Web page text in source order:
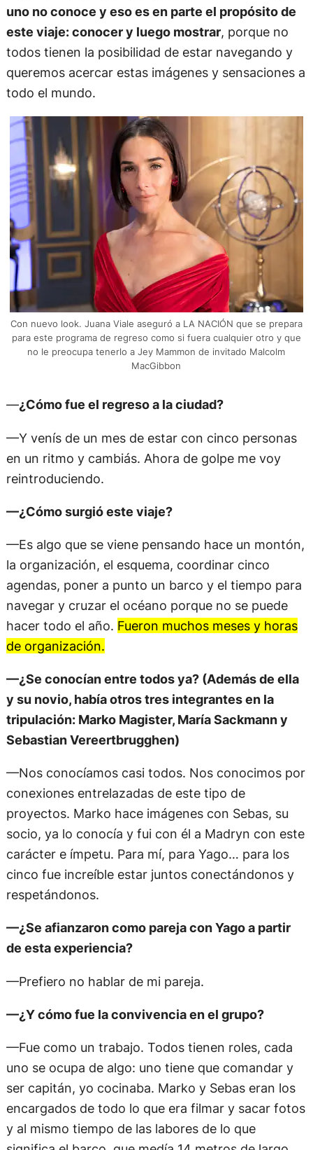
uno no conoce y eso es en parte el propósito de
este viaje: conocer y luego mostrar, porque no
todos tienen la posibilidad de estar navegando y
queremos acercar estas imágenes y sensaciones a
todo el mundo.
Con nuevo look. Juana Viale aseguró a LA NACIÓN que se prepara
para este programa de regreso como si fuera cualquier otro y que
no le preocupa tenerlo a Jey Mammon de invitado Malcolm
MacGibbon
—¿Cómo fue el regreso a la ciudad?
—Y venís de un mes de estar con cinco personas
en un ritmo y cambiás. Ahora de golpe me voy
reintroduciendo.
—¿Cómo surgió este viaje?
—Es algo que se viene pensando hace un montón,
la organización, el esquema, coordinar cinco
agendas, poner a punto un barco y el tiempo para
navegar y cruzar el océano porque no se puede
hacer todo el año. Fueron muchos meses y horas
de organización.
—¿Se conocían entre todos ya? (Además de ella
y su novio, había otros tres integrantes en la
tripulación: Marko Magister, María Sackmann y
Sebastian Vereertbrugghen)
—Nos conocíamos casi todos. Nos conocimos por
conexiones entrelazadas de este tipo de
proyectos. Marko hace imágenes con Sebas, su
socio, ya lo conocía y fui con él a Madryn con este
carácter e ímpetu. Para mí, para Yago… para los
cinco fue increíble estar juntos conectándonos y
respetándonos.
—¿Se afianzaron como pareja con Yago a partir
de esta experiencia?
—Prefiero no hablar de mi pareja.
—¿Y cómo fue la convivencia en el grupo?
—Fue como un trabajo. Todos tienen roles, cada
uno se ocupa de algo: uno tiene que comandar y
ser capitán, yo cocinaba. Marko y Sebas eran los
encargados de todo lo que era filmar y sacar fotos
y al mismo tiempo de las labores de lo que